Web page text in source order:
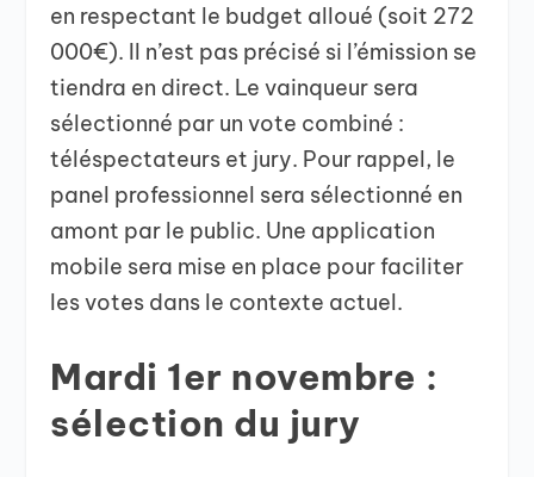
en respectant le budget alloué (soit 272
000€). Il n’est pas précisé si l’émission se
tiendra en direct. Le vainqueur sera
sélectionné par un vote combiné :
téléspectateurs et jury. Pour rappel, le
panel professionnel sera sélectionné en
amont par le public. Une application
mobile sera mise en place pour faciliter
les votes dans le contexte actuel.
Mardi 1er novembre :
sélection du jury